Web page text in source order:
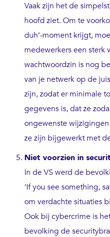
Vaak zijn het de
hoofd ziet. Om te
duh’-moment krijgt,
medewerkers een sterk
wachtwoordzin is nog
van je netwerk op de
zijn, zodat er minimale
gegevens is, dat ze
ongewenste
ze zijn bijgewerkt met
Niet voorzien in
In de VS werd de
‘If you see something,
om verdachte situaties
Ook bij cybercrime is
bevolking de